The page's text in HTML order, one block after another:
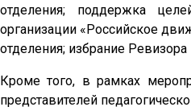
отделения; поддержка
организации «Российское
отделения; избрание
Кроме того, в рамках
представителей